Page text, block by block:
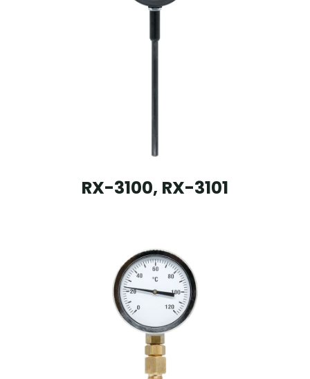
RX-3100, RX-3101